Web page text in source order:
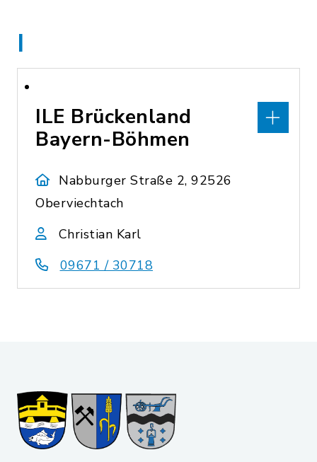
I
ILE Brückenland
Bayern-Böhmen
Nabburger Straße 2, 92526
Oberviechtach
Christian Karl
09671 / 30718